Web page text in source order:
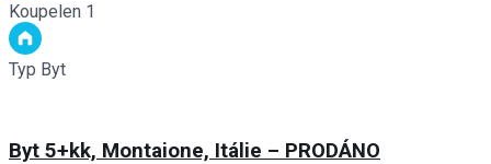
Koupelen 1
Typ Byt
Byt 5+kk, Montaione, Itálie – PRODÁNO